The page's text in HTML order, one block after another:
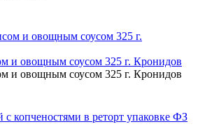
и овощным соусом 325 г. Кронидов
и овощным соусом 325 г. Кронидов